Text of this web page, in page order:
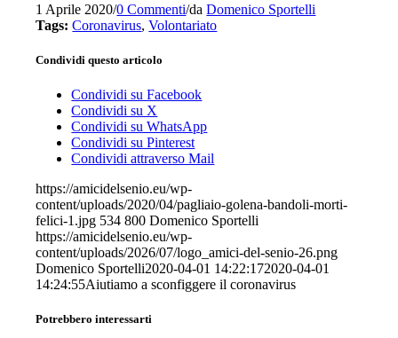
1 Aprile 2020/0 Commenti/daDomenico Sportelli
Tags: Coronavirus,Volontariato
Condividi questo articolo
Condividi su Facebook
Condividi su X
Condividi su WhatsApp
Condividi su Pinterest
Condividi attraverso Mail
https://amicidelsenio.eu/wp-
content/uploads/2020/04/pagliaio-golena-bandoli-morti-
felici-1.jpg 534 800 Domenico Sportelli
https://amicidelsenio.eu/wp-
content/uploads/2026/07/logo_amici-del-senio-26.png
Domenico Sportelli2020-04-01 14:22:172020-04-01
14:24:55Aiutiamo a sconfiggere il coronavirus
Potrebbero interessarti